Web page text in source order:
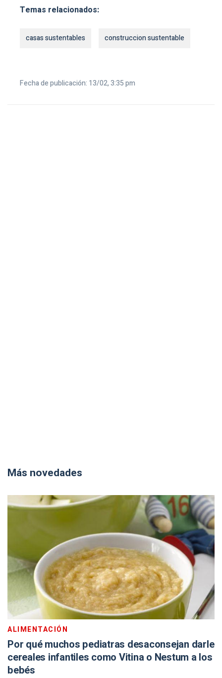
Temas relacionados:
casas sustentables construccion sustentable
Fecha de publicación: 13/02, 3:35 pm
Más novedades
ALIMENTACIÓN
Por qué muchos pediatras desaconsejan darle
cereales infantiles como Vitina o Nestum a los
bebés